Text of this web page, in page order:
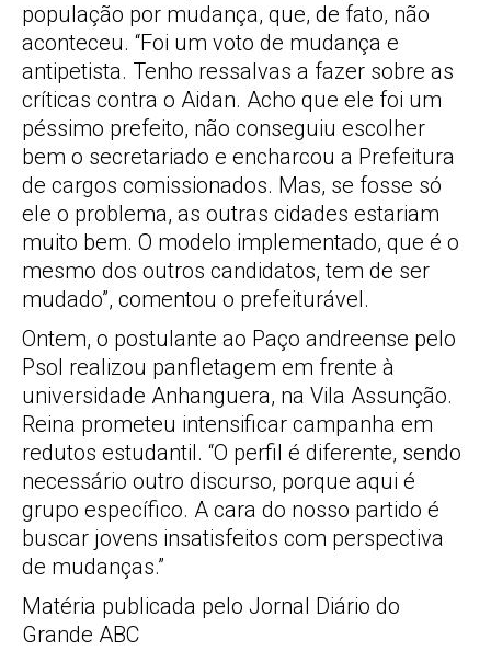
população por mudança, que, de fato, não
aconteceu. “Foi um voto de mudança e
antipetista. Tenho ressalvas a fazer sobre as
críticas contra o Aidan. Acho que ele foi um
péssimo prefeito, não conseguiu escolher
bem o secretariado e encharcou a Prefeitura
de cargos comissionados. Mas, se fosse só
ele o problema, as outras cidades estariam
muito bem. O modelo implementado, que é o
mesmo dos outros candidatos, tem de ser
mudado”, comentou o prefeiturável.
Ontem, o postulante ao Paço andreense pelo
Psol realizou panfletagem em frente à
universidade Anhanguera, na Vila Assunção.
Reina prometeu intensificar campanha em
redutos estudantil. “O perfil é diferente, sendo
necessário outro discurso, porque aqui é
grupo específico. A cara do nosso partido é
buscar jovens insatisfeitos com perspectiva
de mudanças.”
Matéria publicada pelo Jornal Diário do
Grande ABC